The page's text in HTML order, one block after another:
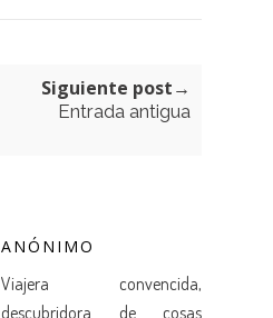
Siguiente post→
Entrada antigua
ANÓNIMO
Viajera convencida,
descubridora de cosas